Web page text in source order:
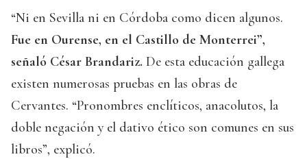
“Ni en Sevilla ni en Córdoba como dicen algunos.
Fue en Ourense, en el Castillo de Monterrei”,
señaló César Brandariz. De esta educación gallega
existen numerosas pruebas en las obras de
Cervantes. “Pronombres enclíticos, anacolutos, la
doble negación y el dativo ético son comunes en sus
libros”, explicó.